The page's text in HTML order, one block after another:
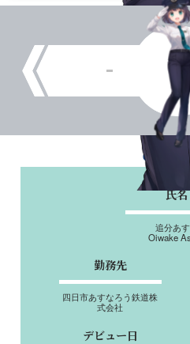
氏名
追分あ
Oiwake
勤務先
四日市あすなろう鉄道株
式会社
デビュー日